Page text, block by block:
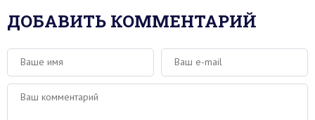
ДОБАВИТЬ КОММЕНТАРИЙ